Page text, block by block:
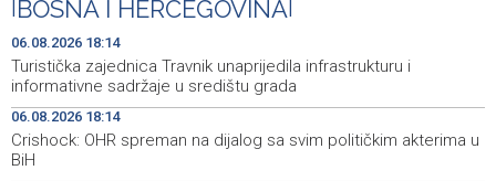
19:55
Drugi Festival bakri okupio mještane i posjetitelje kod
Livna
19:45
Novi Travnik receives first direct EU funding for UNESCO
19:33
Crishock: OHR maintains an open dialogue with all
political stakeholders in BiH
BOSNA I HERCEGOVINA
06.08.2026 18:14
Turistička zajednica Travnik unaprijedila infrastrukturu i
informativne sadržaje u središtu grada
06.08.2026 18:14
Crishock: OHR spreman na dijalog sa svim političkim akterima u
BiH